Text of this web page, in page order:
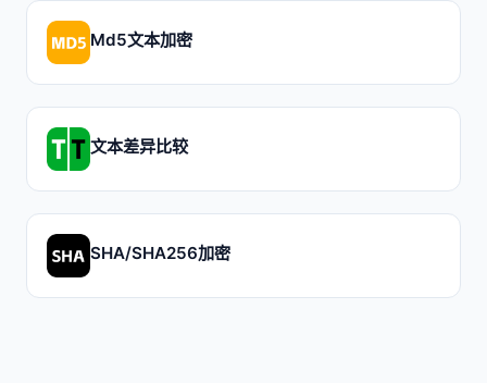
Md5文本加密
文本差异比较
SHA/SHA256加密